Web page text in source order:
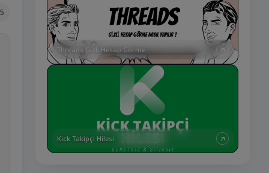
Threads Gizli Hesap Görme
Kick Takipçi Hilesi